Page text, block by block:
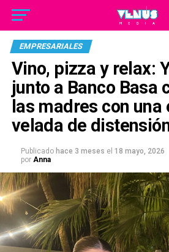
EMPRESARIALES
Vino, pizza y relax:
junto a Banco Basa
las madres con
velada de
Publicado hace 3 meses el 18 mayo, 2026
por Anna